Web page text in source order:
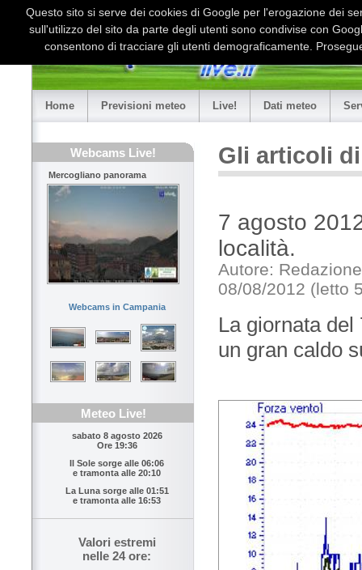
Home Previsioni meteo Live! Dati meteo
Webcams Live!
Mercogliano panorama
Webcams in Campania
Meteo Live!
sabato 8 agosto 2026
Ore 19:36
Il Sole sorge alle 06:06
e tramonta alle 20:10
La Luna sorge alle 01:51
e tramonta alle 16:53
Valori estremi
nelle 24 ore:
Gli articoli
7 agosto
località.
Autore:
08/08/2012 (letto
La giornata
un gran caldo
Questo sito si serve dei cookies di Google per l'erogazione dei
sull'utilizzo del sito da parte degli utenti sono condivise con
consentono di tracciare gli utenti demograficamente.